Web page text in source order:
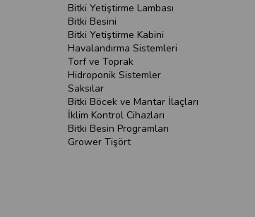
Bitki Yetiştirme Lambası
Bitki Besini
Bitki Yetiştirme Kabini
Havalandırma Sistemleri
Torf ve Toprak
Hidroponik Sistemler
Saksılar
Bitki Böcek ve Mantar İlaçları
İklim Kontrol Cihazları
Bitki Besin Programları
Grower Tişört